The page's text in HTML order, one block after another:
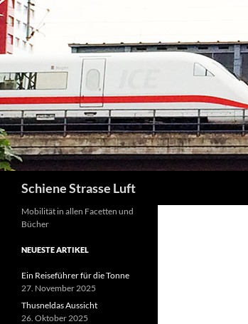
Zum
Inhalt
springen
Schiene Strasse Luft
Mobilität in allen Facetten und
Bücher
NEUESTE ARTIKEL
Ein Reiseführer für die Tonne
27. November 2025
Thusneldas Aussicht
26. Oktober 2025